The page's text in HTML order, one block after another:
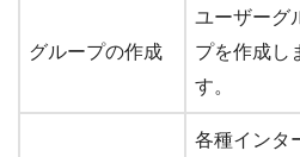
グループの作成
ユーザーグ
プを作成し
す。
各種インタ